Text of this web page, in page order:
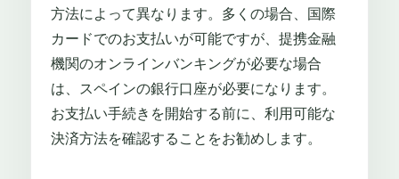
方法によって異なります。多くの場合、国際
カードでのお支払いが可能ですが、提携金融
機関のオンラインバンキングが必要な場合
は、スペインの銀行口座が必要になります。
お支払い手続きを開始する前に、利用可能な
決済方法を確認することをお勧めします。